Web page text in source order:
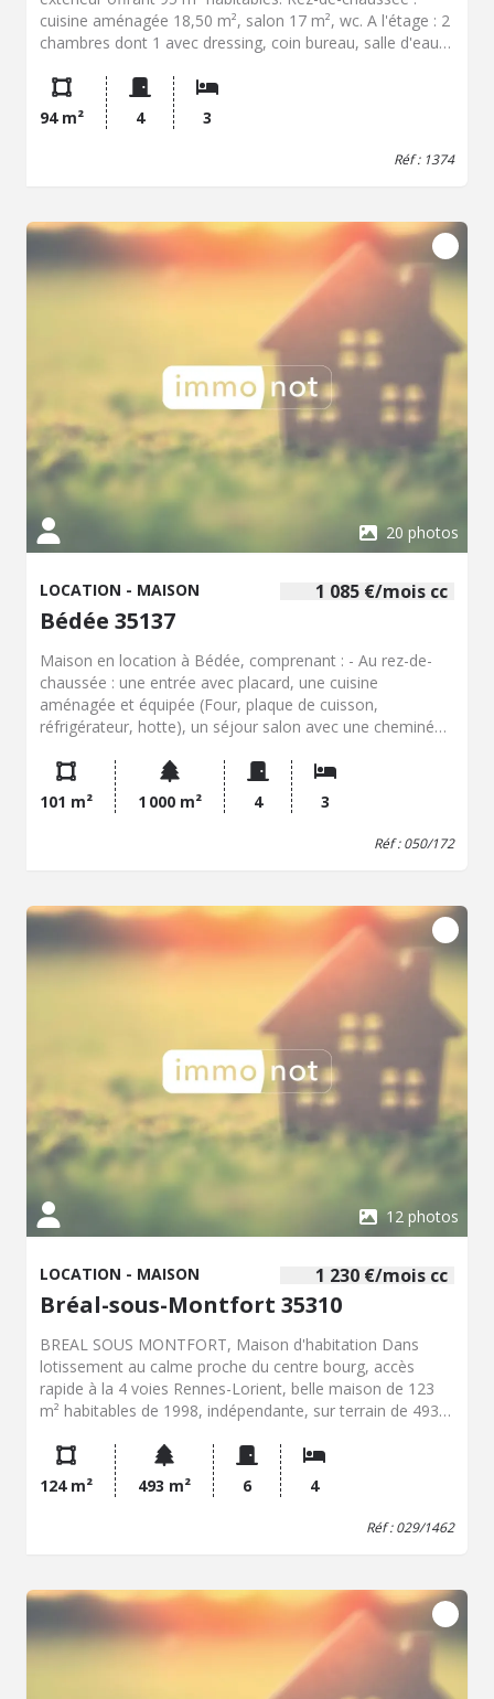
cuisine aménagée 18,50 m², salon 17 m², wc. A l'étage : 2
chambres dont 1 avec dressing, coin bureau, salle d'eau
stationnement. Chauffage électrique. Libre mi-septembre.
94 m²
4 3
Réf : 1374
20 photos
1 085 €/mois cc
LOCATION - MAISON
Bédée 35137
Maison en location à Bédée, comprenant : - Au rez-de-
chaussée : une entrée avec placard, une cuisine
aménagée et équipée (Four, plaque de cuisson,
réfrigérateur, hotte), un séjour salon avec une cheminée,
et WC. Escalier desservant l'étage avec placard
rangement. - à l'étage : un dégagement avec placard et
dressing, trois chambres, un bureau, salle de bains
aménagée avec baignoire et douche, WC. Grand garage,
mensuel : 1 085 EUR dont 50 EUR de charges honoraires
à la charge du locataire : 585 EUR dont état des lieux 152
EUR Contactez notre office notarial pour obtenir de plus
amples renseignements : 02.99.06.19.17
101 m² 1 000 m² 4 3
Réf : 050/172
12 photos
1 230 €/mois cc
LOCATION - MAISON
Bréal-sous-Montfort 35310
BREAL SOUS MONTFORT, Maison d'habitation Dans
lotissement au calme proche du centre bourg, accès
rapide à la 4 voies Rennes-Lorient, belle maison de 123
m² habitables de 1998, indépendante, sur terrain de 493
sud sur terrasse et jardin, cuisine ouverte A/E récente
(four, plaques vitro, lave-vaisselle, hotte), dégagement,
chambre avec salle d'eau privative, lingerie, w.c. - A
l'étage, grande mezzanine avec espace bureau, 3
Alu, volets électriques...Belles prestations. Collège. Libre
début septembre 2026. Classe énergie : C - Loyer : 1230 €
/ mois - Dépôt de garantie : 1230 €. Hon. frais de bail :
1100 € environ (à parfaire selon dossier) - Réf : 029/1462
124 m² 493 m² 6 4
Réf : 029/1462